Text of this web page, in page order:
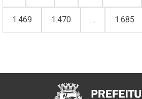
1.469 1.470 … 1.685